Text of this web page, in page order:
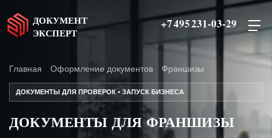
ДОКУМЕНТ
ЭКСПЕРТ
+7 495 231-03-29
Главная Оформление документов Франшизы
ДОКУМЕНТЫ ДЛЯ ПРОВЕРОК • ЗАПУСК БИЗНЕСА
ДОКУМЕНТЫ ДЛЯ ФРАНШИЗЫ